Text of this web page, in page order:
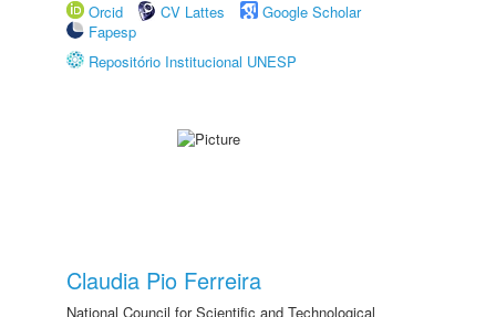
Orcid
CV Lattes
Google Scholar
Fapesp
Repositório Institucional UNESP
Claudia Pio Ferreira
National Council for Scientific and Technological